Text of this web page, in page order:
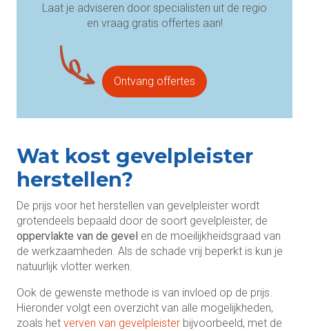
Laat je adviseren door specialisten uit de regio
en vraag gratis offertes aan!
Ontvang offertes
Wat kost gevelpleister
herstellen?
De prijs voor het herstellen van gevelpleister wordt
grotendeels bepaald door de soort gevelpleister, de
oppervlakte van de gevel en de moeilijkheidsgraad van
de werkzaamheden. Als de schade vrij beperkt is kun je
natuurlijk vlotter werken.
Ook de gewenste methode is van invloed op de prijs.
Hieronder volgt een overzicht van alle mogelijkheden,
zoals het verven van gevelpleister bijvoorbeeld, met de